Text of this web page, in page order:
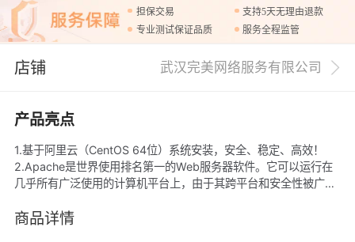
担保交易
支持5天无理由退款
专业测试保证品质
服务全程监管
店铺 武汉完美网络服务有限公司
产品亮点
1.基于阿里云（CentOS 64位）系统安装，安全、稳定、高效！
2.Apache是世界使用排名第一的Web服务器软件。它可以运行在
几乎所有广泛使用的计算机平台上，由于其跨平台和安全性被广泛
命令行，占用系统资源低 4. phpBB是一个论坛软件，使用PHP语
商品详情